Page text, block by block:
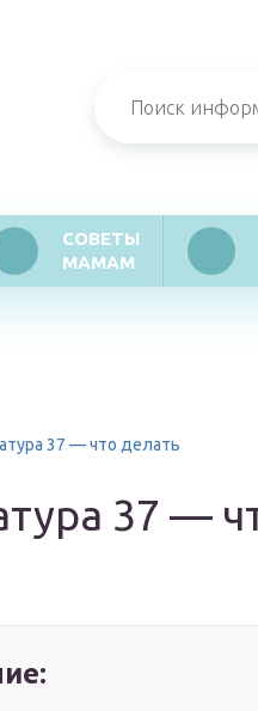
СОВЕТЫ
МАМАМ
37 — что делать
37 —